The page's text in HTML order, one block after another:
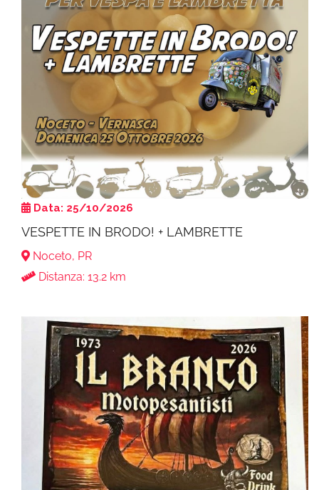
Data: 25/10/2026
VESPETTE IN BRODO! + LAMBRETTE
Noceto, PR
Distanza: 13.2 km